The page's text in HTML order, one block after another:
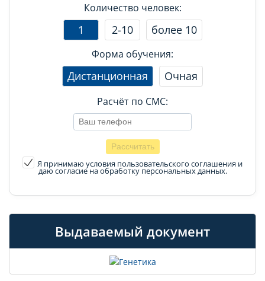
Количество человек:
1 2-10 более 10
Форма обучения:
Дистанционная Очная
Расчёт по СМС:
Я принимаю условия пользовательского соглашения и
даю согласие на обработку персональных данных.
Выдаваемый документ